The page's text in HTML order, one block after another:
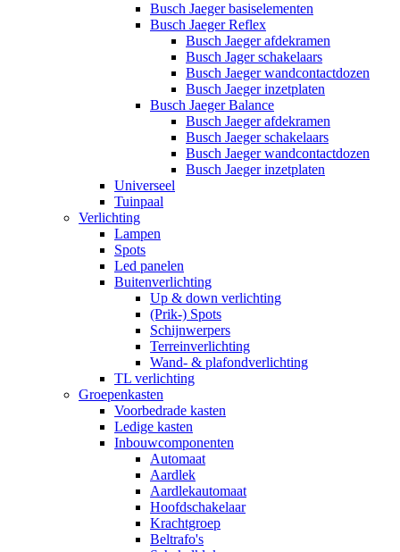
Busch Jaeger basiselementen
Busch Jaeger Reflex
Busch Jaeger afdekramen
Busch Jager schakelaars
Busch Jaeger wandcontactdozen
Busch Jaeger inzetplaten
Busch Jaeger Balance
Busch Jaeger afdekramen
Busch Jaeger schakelaars
Busch Jaeger wandcontactdozen
Busch Jaeger inzetplaten
Universeel
Tuinpaal
Verlichting
Lampen
Spots
Led panelen
Buitenverlichting
Up & down verlichting
(Prik-) Spots
Schijnwerpers
Terreinverlichting
Wand- & plafondverlichting
TL verlichting
Groepenkasten
Voorbedrade kasten
Ledige kasten
Inbouwcomponenten
Automaat
Aardlek
Aardlekautomaat
Hoofdschakelaar
Krachtgroep
Beltrafo's